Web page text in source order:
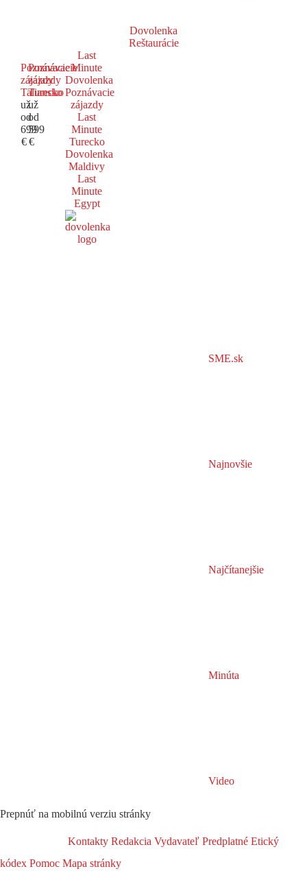
Dovolenka
Reštaurácie
Poznávacie
zájazdy
Taliansko
už
od
699
€
Poznávacie
zájazdy
Turecko
už
od
599
€
Last
Minute
Dovolenka
Poznávacie
zájazdy
Last
Minute
Turecko
Dovolenka
Maldivy
Last
Minute
Egypt
SME.sk
Najnovšie
Najčítanejšie
Minúta
Video
Prepnúť na mobilnú verziu stránky
Kontakty Redakcia Vydavateľ Predplatné Etický
kódex Pomoc Mapa stránky